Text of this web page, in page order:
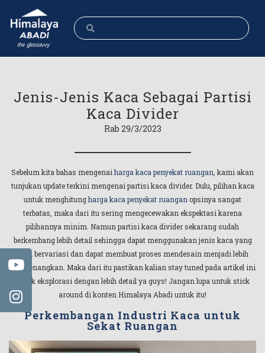
Jenis-Jenis Kaca Sebagai Partisi
Kaca Divider
Rab 29/3/2023
Sebelum kita bahas mengenai harga kaca penyekat ruangan , kami akan
tunjukan update terkini mengenai partisi kaca divider. Dulu, pilihan kaca
untuk menghitungharga kaca penyekat ruangan opsinya sangat
terbatas, maka dari itu sering mengecewakan ekspektasi karena
pilihannya minim. Namun partisi kaca divider sekarang sudah
berkembang lebih detail sehingga dapat menggunakan jenis kaca yang
lebih bervariasi dan dapat membuat proses mendesain menjadi lebih
menyenangkan. Maka dari itu pastikan kalian stay tuned pada artikel ini
untuk eksplorasi dengan lebih detail ya guys! Jangan lupa untuk stick
around di konten Himalaya Abadi untuk itu!
Perkembangan Industri Kaca untuk
Sekat Ruangan